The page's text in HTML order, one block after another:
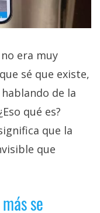
era muy
sé que existe,
de la
qué es?
que la
que
se